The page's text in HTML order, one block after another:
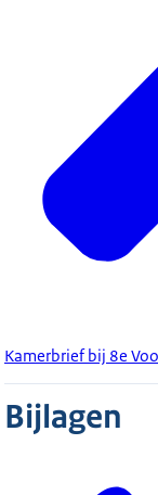
Kamerbrief bij 8e
Bijlagen